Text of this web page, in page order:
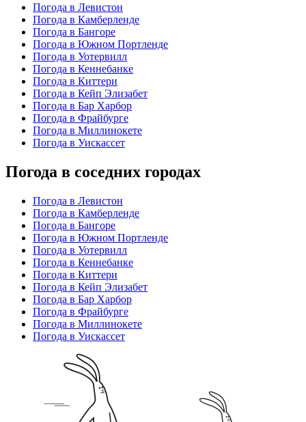
Погода в Левистон
Погода в Камберленде
Погода в Бангоре
Погода в Южном Портленде
Погода в Уотервилл
Погода в Кеннебанке
Погода в Киттери
Погода в Кейп Элизабет
Погода в Бар Харбор
Погода в Фрайбурге
Погода в Миллинокете
Погода в Уискассет
Погода в соседних городах
Погода в Левистон
Погода в Камберленде
Погода в Бангоре
Погода в Южном Портленде
Погода в Уотервилл
Погода в Кеннебанке
Погода в Киттери
Погода в Кейп Элизабет
Погода в Бар Харбор
Погода в Фрайбурге
Погода в Миллинокете
Погода в Уискассет